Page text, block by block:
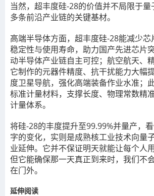
当然，超丰度硅-28的价值并不局限于
多条前沿产业链的关键基材。
高端半导体方面，超丰度硅-28能减少
稳定性与使用寿命，助力国产先进芯片
动半导体产业链自主可控；航空航天、
它制作的元器件精度、抗干扰能力大幅
度卫星导航，强化高端装备作业水准；
标准计量材料，支撑长度、物理常数精
计量体系。
将硅-28的丰度提升至99.99%并量产，
字的变化，实则是成熟核工业技术向量
业延伸。它并不保证明天就能让每个人
但它能确保那一天真正到来时，我们不
在门外。
延伸阅读